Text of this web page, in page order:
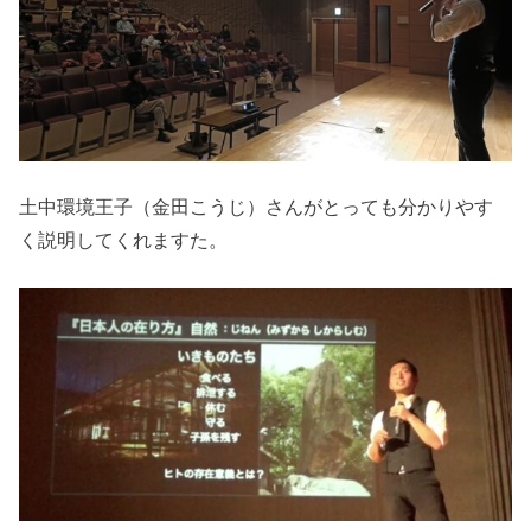
土中環境王子（金田こうじ）さんがとっても分かりやす
く説明してくれますた。